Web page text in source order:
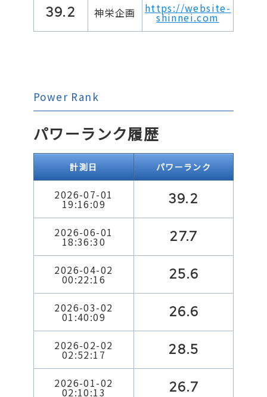
39.2 神栄企画 https://website-
shinnei.com
Power Rank
パワーランク履歴
計測日 パワーランク
2026-07-01
19:16:09 39.2
2026-06-01
18:36:30 27.7
2026-04-02
00:22:16 25.6
2026-03-02
01:40:09 26.6
2026-02-02
02:52:17 28.5
2026-01-02
02:10:13 26.7